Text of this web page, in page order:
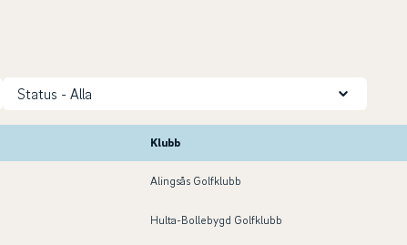
Status
Klubb
Alingsås Golfklubb
Hulta-Bollebygd Golfklubb